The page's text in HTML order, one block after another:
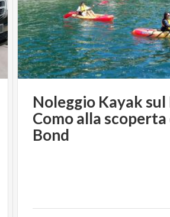
Noleggio Kayak sul
Como alla scoperta
Bond